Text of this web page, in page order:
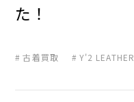
た！
古着買取 Y'2 LEATHER